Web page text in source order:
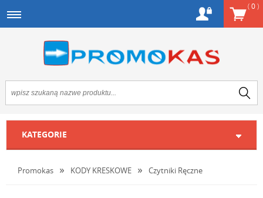
(0)
KATEGORIE
Promokas KODY KRESKOWE Czytniki Ręczne